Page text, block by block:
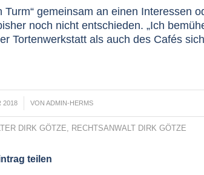
gemeinsam an einen Interessen
noch nicht entschieden. „Ich
Tortenwerkstatt als auch des Cafés
2018 VON ADMIN-HERMS
DIRK GÖTZE RECHTSANWALT DIRK GÖTZE
teilen